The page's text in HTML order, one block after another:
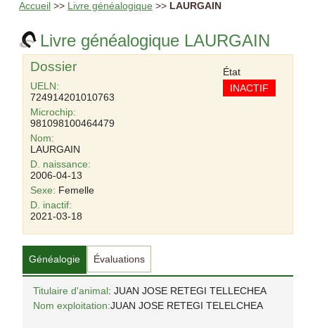
Accueil >> Livre généalogique >> LAURGAIN
Livre généalogique LAURGAIN
Dossier
UELN:
724914201010763
Microchip:
981098100464479
Nom:
LAURGAIN
D. naissance:
2006-04-13
Sexe: Femelle
État
INACTIF
D. inactif:
2021-03-18
Généalogie Évaluations
Titulaire d'animal: JUAN JOSE RETEGI TELLECHEA
Nom exploitation:JUAN JOSE RETEGI TELELCHEA